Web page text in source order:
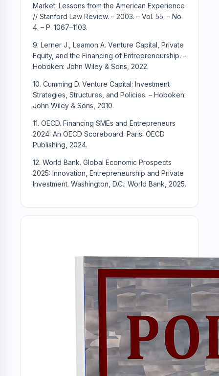
Market: Lessons from the American Experience
// Stanford Law Review. – 2003. – Vol. 55. – No.
4. – P. 1067–1103.
9. Lerner J., Leamon A. Venture Capital, Private
Equity, and the Financing of Entrepreneurship. –
Hoboken: John Wiley & Sons, 2022.
10. Cumming D. Venture Capital: Investment
Strategies, Structures, and Policies. – Hoboken:
John Wiley & Sons, 2010.
11. OECD. Financing SMEs and Entrepreneurs
2024: An OECD Scoreboard. Paris: OECD
Publishing, 2024.
12. World Bank. Global Economic Prospects
2025: Innovation, Entrepreneurship and Private
Investment. Washington, D.C.: World Bank, 2025.